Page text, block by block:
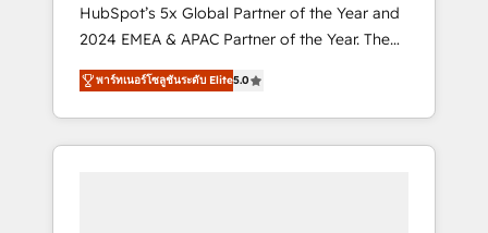
automation ✔️ User adoption programs,
training, and enablement Through project-
based engagements and ongoing RevOps
partnerships, we guide organizations through
the revenue maturity model - delivering the
right improvements at the right time so
HubSpot’s 5x Global Partner of the Year and
2024 EMEA & APAC Partner of the Year. The
world’s most experienced and fully
accredited HubSpot Solutions Partner. 🚀
With 2,750+ HubSpot projects delivered and
370+ specialists across EMEA, APAC and NAM,
พาร์ทเนอร์โซลูชันระดับ Elite5.0